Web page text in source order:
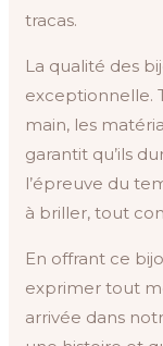
tracas.
La qualité des
exceptionnelle.
main, les
garantit qu’ils
l’épreuve du
à briller, tout
En offrant ce
exprimer tout
arrivée dans